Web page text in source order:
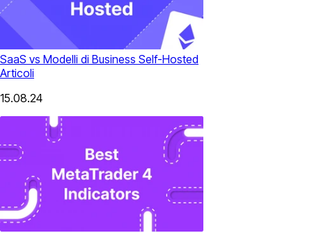
SaaS vs Modelli di Business Self-Hosted
Articoli
15.08.24